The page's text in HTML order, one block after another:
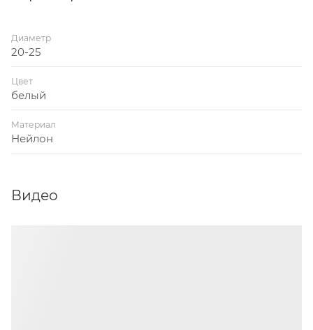
Диаметр
20-25
Цвет
белый
Материал
Нейлон
Видео